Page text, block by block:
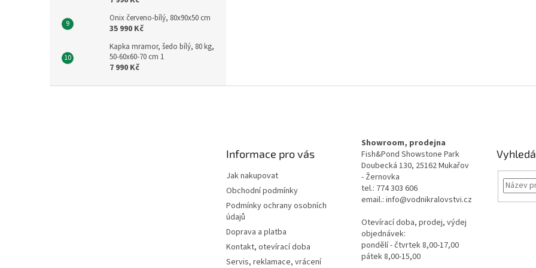
Onix červeno-bílý, 80x90x50 cm
35 990 Kč
Kapka mramor, šedo bílý, 80 kg,
50-60x60-70 cm 1
7 990 Kč
Informace pro vás
Jak nakupovat
Obchodní podmínky
Podmínky ochrany osobních
údajů
Doprava a platba
Kontakt, otevírací doba
Servis, reklamace, vrácení
Showroom, prodejna
Fish&Pond Showstone Park
Doubecká 130, 25162 Mukařov
- Žernovka
tel.: 774 303 606
email.: info@vodnikralovstvi.cz
Otevírací doba, prodej, výdej
objednávek:
pondělí - čtvrtek 8,00-17,00
pátek 8,00-15,00